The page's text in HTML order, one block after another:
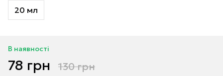
20 мл
В наявності
78 грн 130 грн